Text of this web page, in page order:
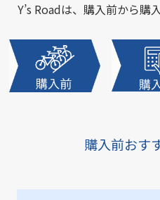
Y’s Roadは、購入前から購
購入前おす